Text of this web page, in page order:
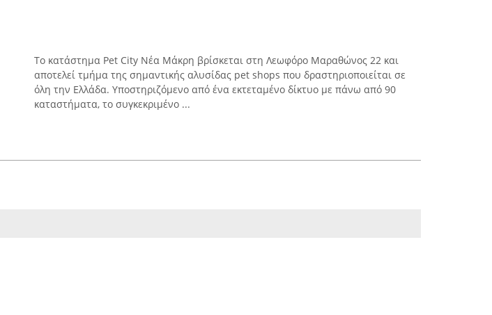
Το κατάστημα Pet City Νέα Μάκρη βρίσκεται στη Λεωφόρο Μαραθώνος 22 και
αποτελεί τμήμα της σημαντικής αλυσίδας pet shops που δραστηριοποιείται σε
όλη την Ελλάδα. Υποστηριζόμενο από ένα εκτεταμένο δίκτυο με πάνω από 90
καταστήματα, το συγκεκριμένο ...